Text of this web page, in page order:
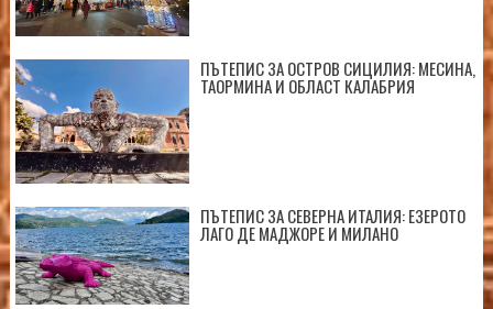
ПЪТЕПИС ЗА ОСТРОВ СИЦИЛИЯ: МЕСИНА,
ТАОРМИНА И ОБЛАСТ КАЛАБРИЯ
ПЪТЕПИС ЗА СЕВЕРНА ИТАЛИЯ: ЕЗЕРОТО
ЛАГО ДЕ МАДЖОРЕ И МИЛАНО